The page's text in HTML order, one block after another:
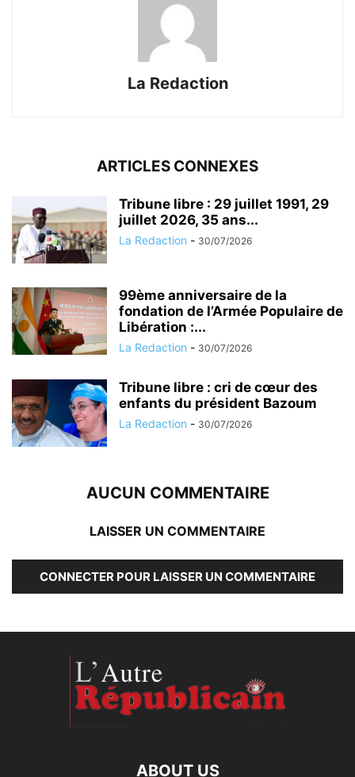
La Redaction
ARTICLES CONNEXES
Tribune libre : 29 juillet 1991, 29
juillet 2026, 35 ans...
La Redaction - 30/07/2026
99ème anniversaire de la
fondation de l’Armée Populaire de
Libération :...
La Redaction - 30/07/2026
Tribune libre : cri de cœur des
enfants du président Bazoum
La Redaction - 30/07/2026
AUCUN COMMENTAIRE
LAISSER UN COMMENTAIRE
CONNECTER POUR LAISSER UN COMMENTAIRE
ABOUT US